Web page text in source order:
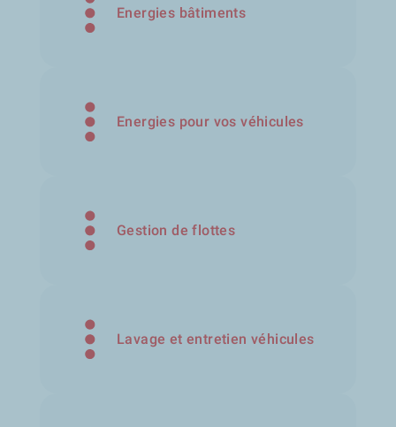
Energies bâtiments
Energies pour vos véhicules
Gestion de flottes
Lavage et entretien véhicules